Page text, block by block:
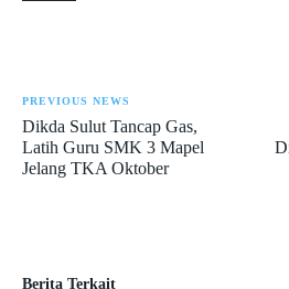
PREVIOUS NEWS
Dikda Sulut Tancap Gas,
Latih Guru SMK 3 Mapel
Jelang TKA Oktober
Berita Terkait